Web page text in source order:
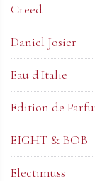
Creed
Daniel Josier
Eau d'Italie
Edition de
EIGHT & BOB
Electimuss